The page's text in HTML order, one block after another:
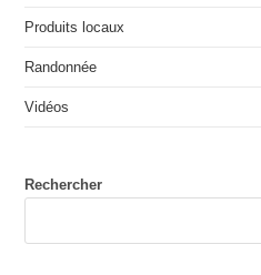
Produits locaux
Randonnée
Vidéos
Rechercher